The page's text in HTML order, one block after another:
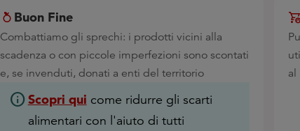
Buon Fine
Combattiamo gli sprechi: i prodotti vicini alla
scadenza o con piccole imperfezioni sono scontati
e, se invenduti, donati a enti del territorio
infoScopri qui come ridurre gli scarti
alimentari con l'aiuto di tutti
al